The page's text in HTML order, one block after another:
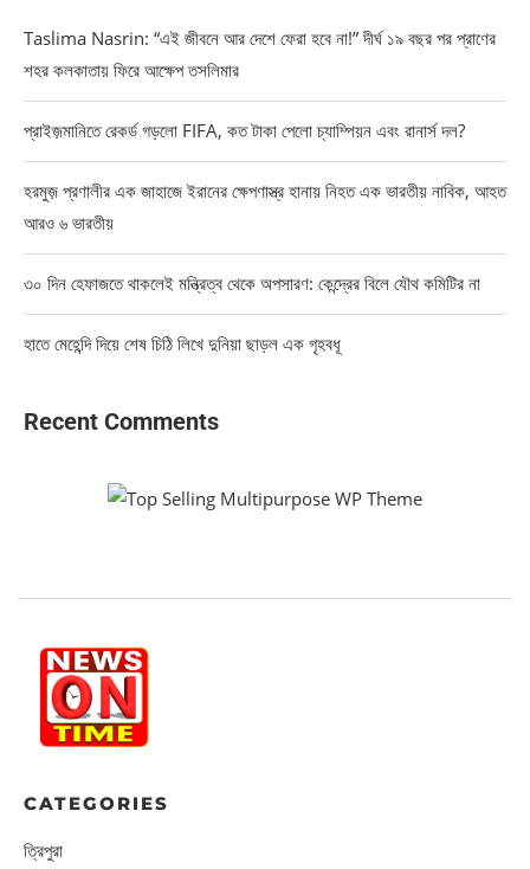
Taslima Nasrin: “এই জীবনে আর দেশে ফেরা হবে না!” দীর্ঘ ১৯ বছর পর প্রাণের
শহর কলকাতায় ফিরে আক্ষেপ তসলিমার
প্রাইজ়মানিতে রেকর্ড গড়লো FIFA, কত টাকা পেলো চ্যাম্পিয়ন এবং রানার্স দল?
হরমুজ় প্রণালীর এক জাহাজে ইরানের ক্ষেপণাস্ত্র হানায় নিহত এক ভারতীয় নাবিক, আহত
আরও ৬ ভারতীয়
৩০ দিন হেফাজতে থাকলেই মন্ত্রিত্ব থেকে অপসারণ: কেন্দ্রের বিলে যৌথ কমিটির না
হাতে মেহেন্দি দিয়ে শেষ চিঠি লিখে দুনিয়া ছাড়ল এক গৃহবধূ
Recent Comments
CATEGORIES
ত্রিপুরা